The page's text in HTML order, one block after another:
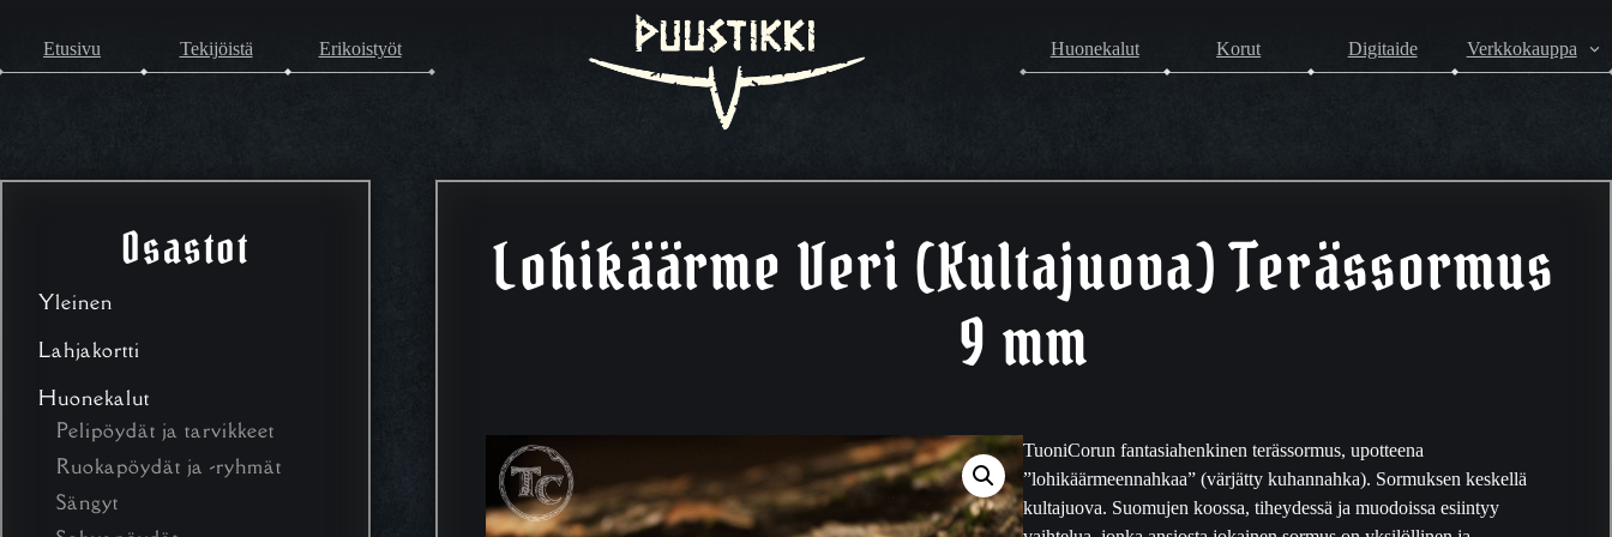
Etusivu Tekijöistä Erikoistyöt Huonekalut Korut Digitaide Verkkokauppa
Osastot
Yleinen
Lahjakortti
Huonekalut
Pelipöydät ja tarvikkeet
Ruokapöydät ja -ryhmät
Sängyt
Lohikäärme Veri (Kultajuova) Terässormus
9 mm
TuoniCorun fantasiahenkinen terässormus, upotteena
”lohikäärmeennahkaa” (värjätty kuhannahka). Sormuksen keskellä
kultajuova. Suomujen koossa, tiheydessä ja muodoissa esiintyy